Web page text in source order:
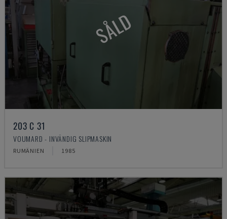
SÅLD
203 C 31
VOUMARD - INVÄNDIG SLIPMASKIN
RUMÄNIEN 1985